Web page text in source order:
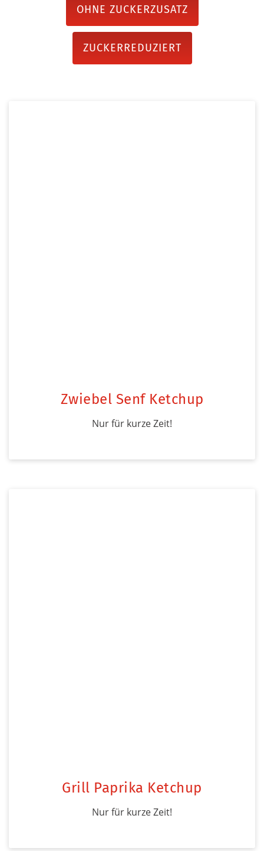
OHNE ZUCKERZUSATZ
ZUCKERREDUZIERT
Zwiebel Senf Ketchup
Nur für kurze Zeit!
Grill Paprika Ketchup
Nur für kurze Zeit!